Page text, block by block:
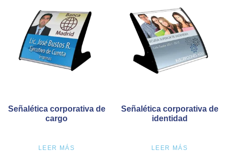
Señalética corporativa de
cargo
LEER MÁS
Señalética corporativa de
identidad
LEER MÁS